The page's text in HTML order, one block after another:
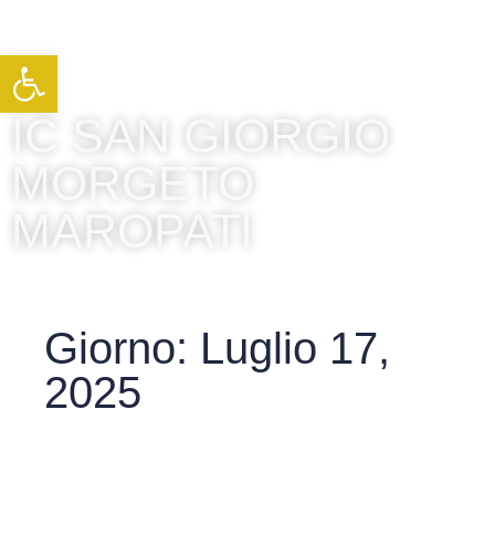
IC SAN GIORGIO
MORGETO
MAROPATI
Giorno: Luglio 17,
2025
Apri la barra degli strumenti